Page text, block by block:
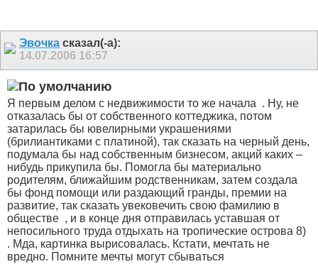
Эвочка сказал(-а):
14.07.2006 16:57
Я первым делом с недвижимости то же начала . Ну, не
отказалась бы от собственного коттеджика, потом
затарилась бы ювелирными украшениями
(брилиантиками с платиной), так сказать на черный день,
подумала бы над собственным бизнесом, акций каких –
нибудь прикупила бы. Помогла бы материально
родителям, ближайшим родственникам, затем создала
бы фонд помощи или раздающий гранды, премии на
развитие, так сказать увековечить свою фамилию в
обществе , и в конце дня отправилась уставшая от
непосильного труда отдыхать на тропические острова 8)
. Мда, картинка вырисовалась. Кстати, мечтать не
вредно. Помните мечты могут сбываться